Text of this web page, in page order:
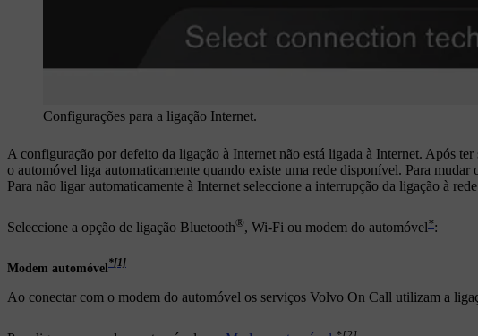
Configurações para a ligação Internet.
A configuração por defeito da ligação à Internet não está ligada à Internet. Após
o automóvel liga automaticamente quando existe uma rede disponível. Para
Para não ligar automaticamente à Internet seleccione a interrupção da ligação à
Seleccione a opção de ligação Bluetooth®, Wi-Fi ou modem do automóvel*:
Modem automóvel*[1]
Ao conectar com o modem do automóvel os serviços Volvo On Call utilizam a